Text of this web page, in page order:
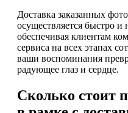
Доставка заказанных
осуществляется быстро
обеспечивая клиентам
сервиса на всех этапах
ваши воспоминания
радующее глаз и сердце.
Сколько стоит